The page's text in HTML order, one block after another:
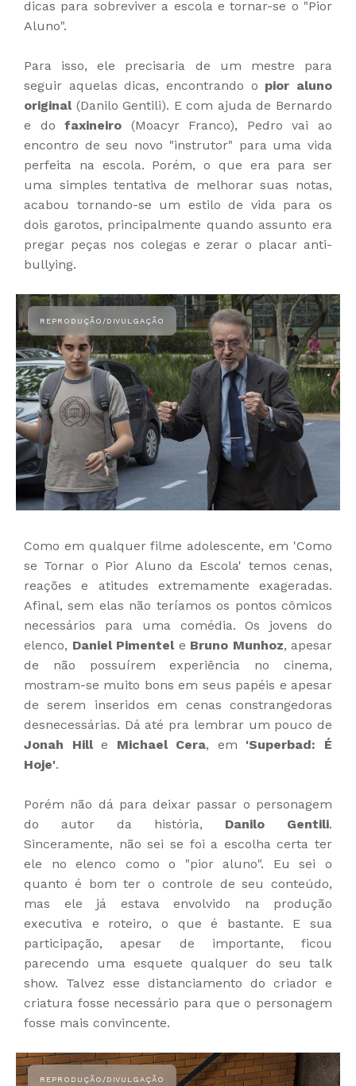
dicas para sobreviver a escola e tornar-se o "Pior
Aluno".
Para isso, ele precisaria de um mestre para
seguir aquelas dicas, encontrando o pior aluno
original(Danilo Gentili). E com ajuda de Bernardo
e dofaxineiro (Moacyr Franco), Pedro vai ao
encontro de seu novo "instrutor" para uma vida
perfeita na escola. Porém, o que era para ser
uma simples tentativa de melhorar suas notas,
acabou tornando-se um estilo de vida para os
dois garotos, principalmente quando assunto era
pregar peças nos colegas e zerar o placar anti-
bullying.
Como em qualquer filme adolescente, em 'Como
se Tornar o Pior Aluno da Escola' temos cenas,
reações e atitudes extremamente exageradas.
Afinal, sem elas não teríamos os pontos cômicos
necessários para uma comédia. Os jovens do
elenco, Daniel Pimentele Bruno Munhoz, apesar
de não possuírem experiência no cinema,
mostram-se muito bons em seus papéis e apesar
de serem inseridos em cenas constrangedoras
desnecessárias. Dá até pra lembrar um pouco de
Jonah Hille Michael Cera, em 'Superbad: É
Hoje'.
Porém não dá para deixar passar o personagem
do autor da história, Danilo Gentili.
Sinceramente, não sei se foi a escolha certa ter
ele no elenco como o "pior aluno". Eu sei o
quanto é bom ter o controle de seu conteúdo,
mas ele já estava envolvido na produção
executiva e roteiro, o que é bastante. E sua
participação, apesar de importante, ficou
parecendo uma esquete qualquer do seu talk
show. Talvez esse distanciamento do criador e
criatura fosse necessário para que o personagem
fosse mais convincente.